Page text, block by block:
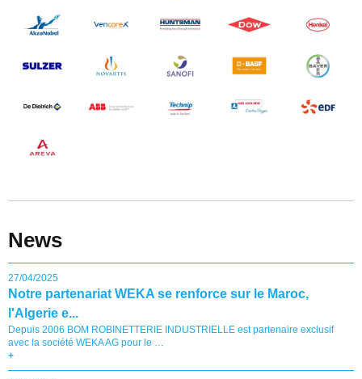
News
27/04/2025
Notre partenariat WEKA se renforce sur le Maroc,
l'Algerie e...
Depuis 2006 BOM ROBINETTERIE INDUSTRIELLE est partenaire exclusif
avec la société WEKA AG pour le …
+